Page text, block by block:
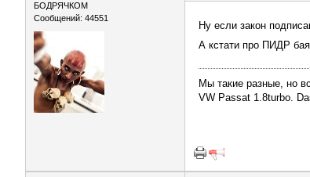
БОДРЯЧКОМ
Сообщений: 44551
Ну если закон
А кстати про ПИДР
Мы такие разные, но
VW Passat 1.8turbo.